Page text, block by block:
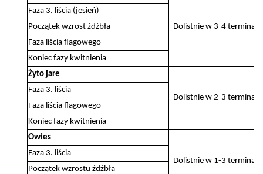
Dolistnie w 3-4 terminach
Faza 3. liścia (jesień)
Początek wzrost źdźbła
Faza liścia flagowego
Koniec fazy kwitnienia
Żyto jare
Dolistnie w 2-3 terminach
Faza 3. liścia
Faza liścia flagowego
Koniec fazy kwitnienia
Owies
Dolistnie w 1-3 terminach
Faza 3. liścia
Początek wzrostu źdźbła